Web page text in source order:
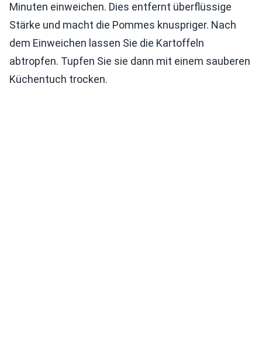
Minuten einweichen. Dies entfernt überflüssige
Stärke und macht die Pommes knuspriger. Nach
dem Einweichen lassen Sie die Kartoffeln
abtropfen. Tupfen Sie sie dann mit einem sauberen
Küchentuch trocken.